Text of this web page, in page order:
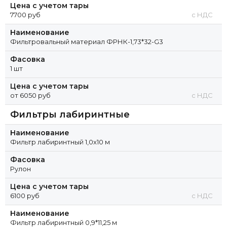
Цена с учетом тары
7700 руб с НДС
Наименование
Фильтровальный материал ФРНК-1,73*32-G3
Фасовка
1 шт
Цена с учетом тары
от 6050 руб с НДС
Фильтры лабиринтные
Наименование
Фильтр лабиринтный 1,0x10 м
Фасовка
Рулон
Цена с учетом тары
6100 руб с НДС
Наименование
Фильтр лабиринтный 0,9*11,25 м